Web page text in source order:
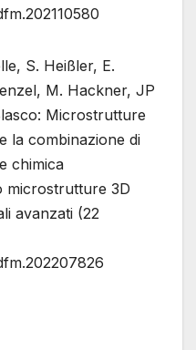
S. Heißler, E.
M. Hackner, JP
Microstrutture
la combinazione di
chimica
microstrutture 3D
avanzati (22